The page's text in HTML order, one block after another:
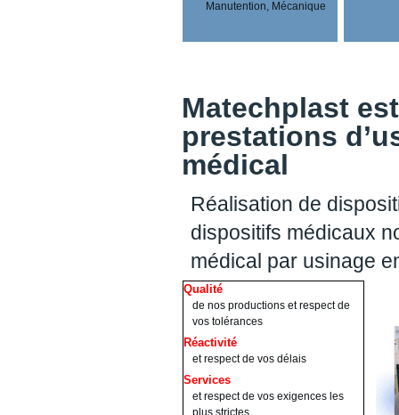
Manutention, Mécanique
Matechplast
prestations
médical
Réalisation de
dispositifs médicaux
médical par usinage
Qualité
de nos productions et respect de
vos tolérances
Réactivité
et respect de vos délais
Services
et respect de vos exigences les
plus strictes.